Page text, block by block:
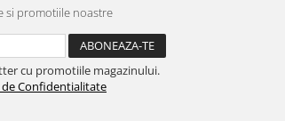
si promotiile noastre
cu promotiile magazinului.
de Confidentialitate